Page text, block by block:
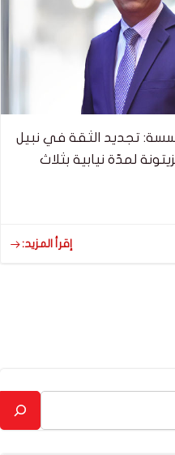
تجديد الثقة في نبيل
لمدّة نيابية بثلاث
إقرأ المزيد: